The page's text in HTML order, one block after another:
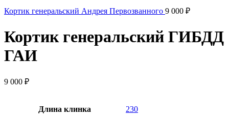
Кортик генеральский Андрея Первозванного 9 000 ₽
Кортик генеральский ГИБДД
ГАИ
9 000 ₽
Длина клинка 230